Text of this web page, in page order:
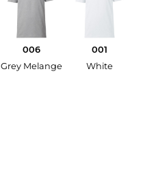
006
Grey Melange
001
White